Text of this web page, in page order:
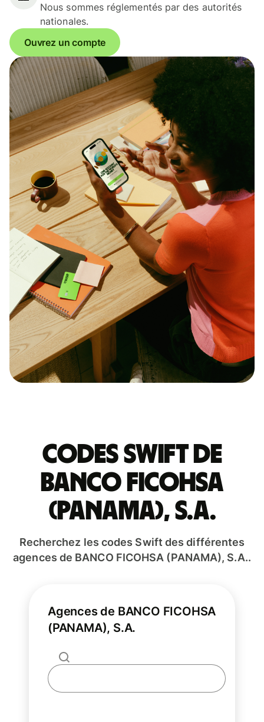
Nous sommes réglementés par des autorités
nationales.
Ouvrez un compte
Codes Swift de
BANCO FICOHSA
(PANAMA), S.A.
Recherchez les codes Swift des différentes
agences de BANCO FICOHSA (PANAMA), S.A..
Agences de BANCO FICOHSA
(PANAMA), S.A.